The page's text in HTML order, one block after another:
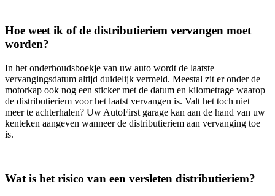
Hoe weet ik of de distributieriem vervangen moet
worden?
In het onderhoudsboekje van uw auto wordt de laatste
vervangingsdatum altijd duidelijk vermeld. Meestal zit er onder de
motorkap ook nog een sticker met de datum en kilometrage waarop
de distributieriem voor het laatst vervangen is. Valt het toch niet
meer te achterhalen? Uw AutoFirst garage kan aan de hand van uw
kenteken aangeven wanneer de distributieriem aan vervanging toe
is.
Wat is het risico van een versleten distributieriem?